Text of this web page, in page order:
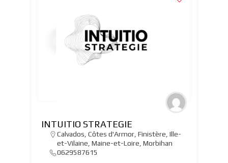
INTUITIO STRATEGIE
Calvados Côtes d'Armor, Finistère Ille-
et-Vilaine Maine-et-Loire Morbihan
0629587615